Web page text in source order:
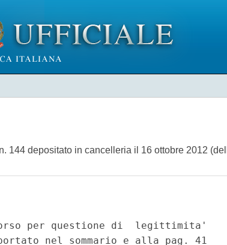
144 depositato in cancelleria il 16 ottobre 2012